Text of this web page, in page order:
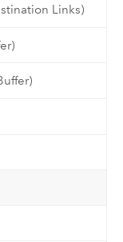
Links)